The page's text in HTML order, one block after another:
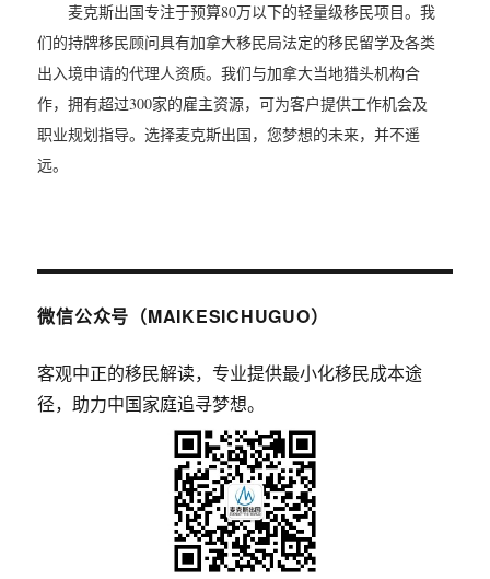
麦克斯出国专注于预算80万以下的轻量级移民项目。我
们的持牌移民顾问具有加拿大移民局法定的移民留学及各类
出入境申请的代理人资质。我们与加拿大当地猎头机构合
作，拥有超过300家的雇主资源，可为客户提供工作机会及
职业规划指导。选择麦克斯出国，您梦想的未来，并不遥
远。
微信公众号（MAIKESICHUGUO）
客观中正的移民解读，专业提供最小化移民成本途
径，助力中国家庭追寻梦想。